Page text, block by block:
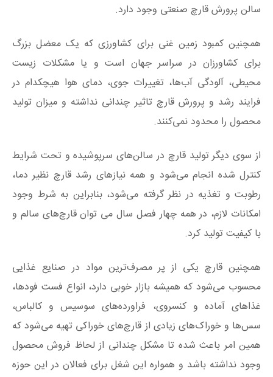
سالن پرورش قارچ صنعتی وجود دارد.
همچنین کمبود زمین غنی برای کشاورزی که یک معضل بزرگ
برای کشاورزان در سراسر جهان است و یا مشکلات زیست
محیطی، آلودگی آب‌ها، تغییرات جوی، دمای هوا هیچکدام در
فرایند رشد و پرورش قارچ تاثیر چندانی نداشته و میزان تولید
محصول را محدود نمی‌کنند.
از سوی دیگر تولید قارچ در سالن‌های سرپوشیده و تحت شرایط
کنترل شده انجام می‌شود و همه نیازهای رشد قارچ نظیر دما،
رطوبت و تغذیه در نظر گرفته می‌شود، بنابراین به شرط وجود
امکانات لازم، در همه چهار فصل سال می توان قارچ‌های سالم و
با کیفیت تولید کرد.
همچنین قارچ یکی از پر مصرف‌ترین مواد در صنایع غذایی
محسوب می‌شود که همیشه بازار خوبی دارد، انواع فست فودها،
غذاهای آماده و کنسروی، فراورده‌های سوسیس و کالباس،
سس‌ها و خوراک‌های زیادی از قارچ‌های خوراکی تهیه می‌شود که
همین امر باعث شده تا مشکل چندانی از لحاظ فروش محصول
وجود نداشته باشد و همواره این شغل برای فعالان در این حوزه